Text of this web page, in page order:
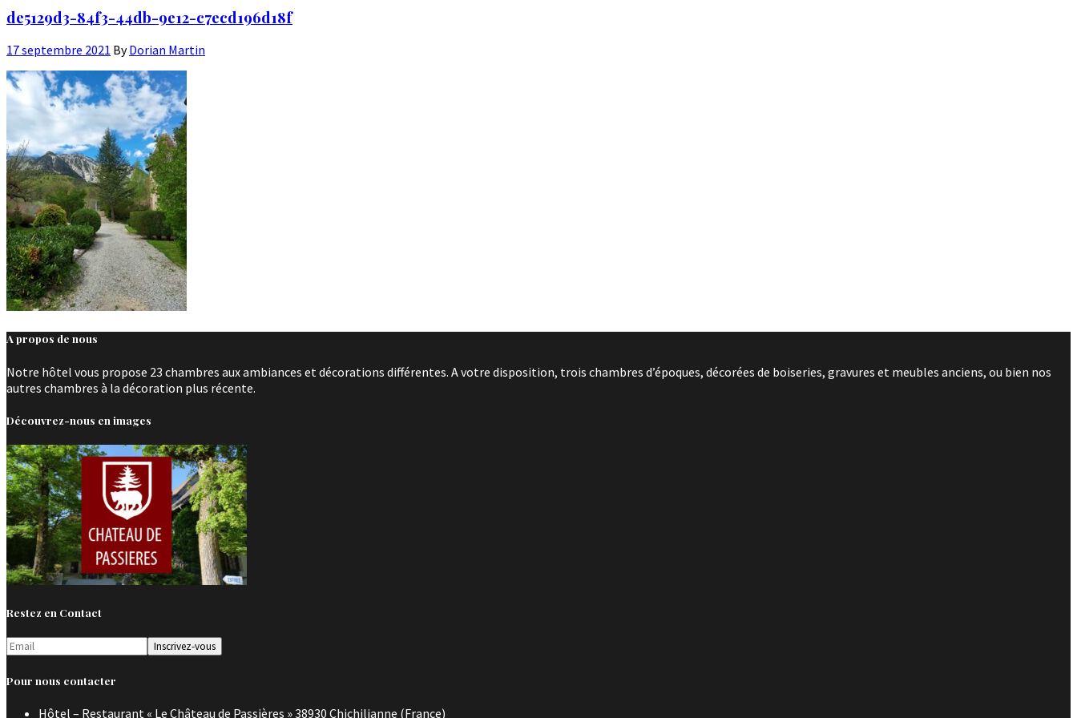
de5129d3-84f3-44db-9e12-c7ecd196d18f
17 septembre 2021 ByDorian Martin
A propos de nous
Notre hôtel vous propose 23 chambres aux ambiances et décorations différentes. A votre disposition, trois chambres d’époques, décorées de boiseries, gravures et meubles anciens, ou bien nos
autres chambres à la décoration plus récente.
Découvrez-nous en images
Restez en Contact
Pour nous contacter
Hôtel – Restaurant « Le Château de Passières » 38930 Chichilianne (France)